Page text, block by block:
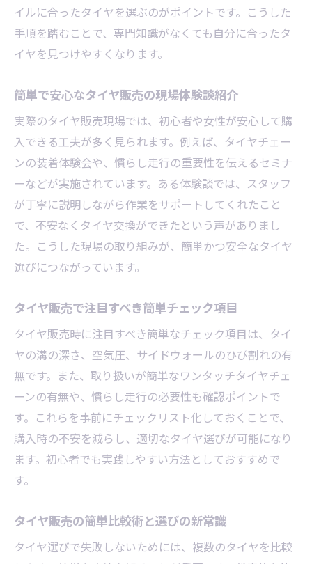
タイヤ販売ならではの交換サポート活用法
オールシーズンタイヤの実力と注意点
タイヤ販売が語るオールシーズンの選び方
特徴
女性目線で見るオールシーズンタイヤの実
力
販売現場で教えるオールシーズンの注意点
オールシーズンタイヤがダメな理由を解説
タイヤ販売おすすめの適切な使い分け方法
ワンタッチタイプのタイヤチェーン徹底解説
タイヤ販売で人気ワンタッチタイプの特徴
非金属ワンタッチタイプの販売現場レビュ
ー
女性でも安心できるワンタッチの魅力紹介
ワンタッチチェーン選びに迷ったら販売へ
相談
タイヤ販売現場の装着サポート実例を紹介
慣らし走行が重要な理由を知ろう
新しいタイヤで慣らし走行が欠かせない理
由
イルに合ったタイヤを選ぶのがポイントです。こうした
手順を踏むことで、専門知識がなくても自分に合ったタ
イヤを見つけやすくなります。
簡単で安心なタイヤ販売の現場体験談紹介
実際のタイヤ販売現場では、初心者や女性が安心して購
入できる工夫が多く見られます。例えば、タイヤチェー
ンの装着体験会や、慣らし走行の重要性を伝えるセミナ
ーなどが実施されています。ある体験談では、スタッフ
が丁寧に説明しながら作業をサポートしてくれたこと
で、不安なくタイヤ交換ができたという声がありまし
た。こうした現場の取り組みが、簡単かつ安全なタイヤ
選びにつながっています。
タイヤ販売で注目すべき簡単チェック項目
タイヤ販売時に注目すべき簡単なチェック項目は、タイ
ヤの溝の深さ、空気圧、サイドウォールのひび割れの有
無です。また、取り扱いが簡単なワンタッチタイヤチェ
ーンの有無や、慣らし走行の必要性も確認ポイントで
す。これらを事前にチェックリスト化しておくことで、
購入時の不安を減らし、適切なタイヤ選びが可能になり
ます。初心者でも実践しやすい方法としておすすめで
す。
タイヤ販売の簡単比較術と選びの新常識
タイヤ選びで失敗しないためには、複数のタイヤを比較